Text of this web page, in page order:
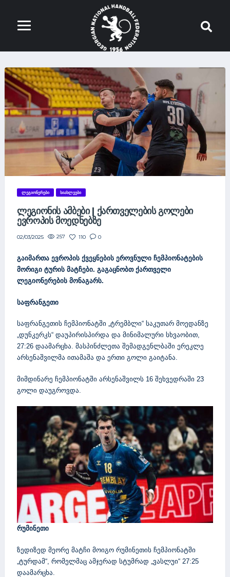
ᲚᲔᲒᲘᲝᲜᲔᲠᲔᲑᲘ ᲡᲘᲐᲮᲚᲔᲔᲑᲘ
ᲚᲔᲒᲘᲝᲜᲘᲡ ᲐᲛᲑᲔᲑᲘ | ᲥᲐᲠᲗᲕᲔᲚᲔᲑᲘᲡ ᲒᲝᲚᲔᲑᲘ
ᲔᲕᲠᲝᲞᲘᲡ ᲛᲝᲔᲓᲜᲔᲑᲖᲔ
02/03/2025 257 110 0
გაიმართა ევროპის ქვეყნების ეროვნული ჩემპიონატების
მორიგი ტურის მატჩები. გაგაცნობთ ქართველი
ლეგიონერების მონაგარს.
საფრანგეთი
საფრანგეთის ჩემპიონატში „ტრემბლი“ საკუთარ მოედანზე
„დუნკერკს“ დაუპირისპირდა და მინიმალური სხვაობით,
27:26 დაამარცხა. მასპინძლეთა შემადგენლბაში ერეკლე
არსენაშვილმა ითამაშა და ერთი გოლი გაიტანა.
მიმდინარე ჩემპიონატში არსენაშვილს 16 შეხვედრაში 23
გოლი დაუგროვდა.
რუმინეთი
ზედიზედ მეორე მატჩი მოიგო რუმინეთის ჩემპიონატში
„ტურდამ“, რომელმაც ამჯერად სტუმრად „ვასლუი“ 27:25
დაამარცხა.